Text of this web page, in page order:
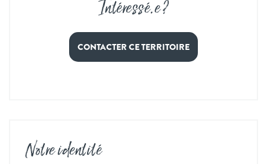
Intéressé.e ?
CONTACTER CE TERRITOIRE
Notre identité